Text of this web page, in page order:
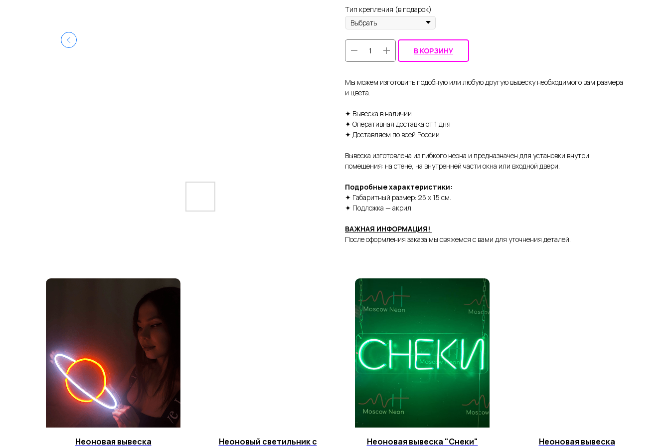
Тип крепления (в подарок)
В КОРЗИНУ
Мы можем изготовить подобную или любую другую вывеску необходимого вам размера
и цвета.
✦ Вывеска в наличии
✦ Оперативная доставка от 1 дня
✦ Доставляем по всей России
Вывеска изготовлена из гибкого неона и предназначен для установки внутри
помещения: на стене, на внутренней части окна или входной двери.
Подробные характеристики:
✦ Габаритный размер: 25 х 15 см.
✦ Подложка — акрил
ВАЖНАЯ ИНФОРМАЦИЯ!
После оформления заказа мы свяжемся с вами для уточнения деталей.
Неоновая вывеска
Неоновый светильник с
Неоновая вывеска "Снеки"
Неоновая вывеска